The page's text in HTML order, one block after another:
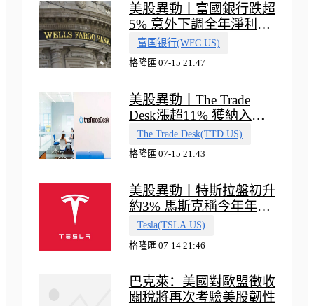
美股異動丨富國銀行跌超
5% 意外下調全年淨利息
收入指引
富国银行(WFC.US)
格隆匯 07-15 21:47
美股異動丨The Trade
Desk漲超11% 獲納入標
普500指數
The Trade Desk(TTD.US)
格隆匯 07-15 21:43
美股異動丨特斯拉盤初升
約3% 馬斯克稱今年年底
會有‘史詩級震撼’的演示
Tesla(TSLA.US)
格隆匯 07-14 21:46
巴克萊：美國對歐盟徵收
關稅將再次考驗美股韌性